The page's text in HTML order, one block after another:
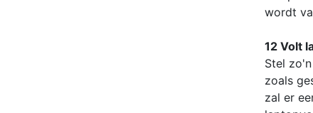
wordt
12 Volt
Stel
zoals
zal er